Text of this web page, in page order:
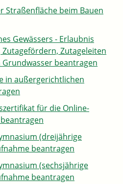
Straßenfläche beim Bauen
Gewässers - Erlaubnis
Zutageleiten
beantragen
in außergerichtlichen
für die Online-
(dreijährige
beantragen
(sechsjährige
beantragen